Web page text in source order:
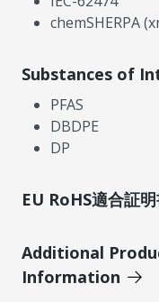
chemSHERPA
Substances of
PFAS
DBDPE
DP
EU RoHS適合証
Additional
Information